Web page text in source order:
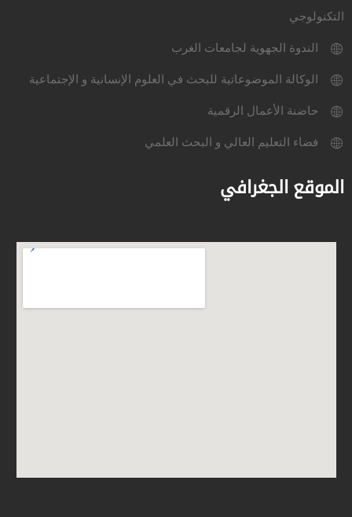
التكنولوجي
الندوة الجهوية لجامعات الغرب
الوكالة الموضوعاتية للبحث في العلوم الإنسانية و الإجتماعية
حاضنة الأعمال الرقمية
فضاء التعليم العالي و البحث العلمي
الموقع الجغرافي